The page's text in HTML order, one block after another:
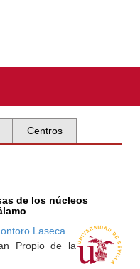
Centros
de los núcleos
Laseca
Propio de la